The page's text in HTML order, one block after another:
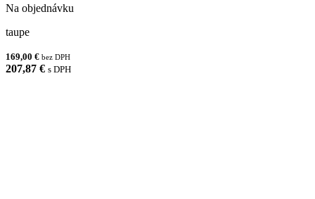
Na objednávku
taupe
169,00 € bez DPH
207,87 € s DPH